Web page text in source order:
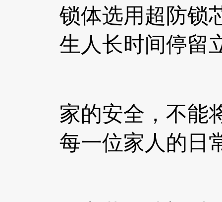
锁体选用超防锁
生人长时间停留
家的安全，不能
每一位家人的日